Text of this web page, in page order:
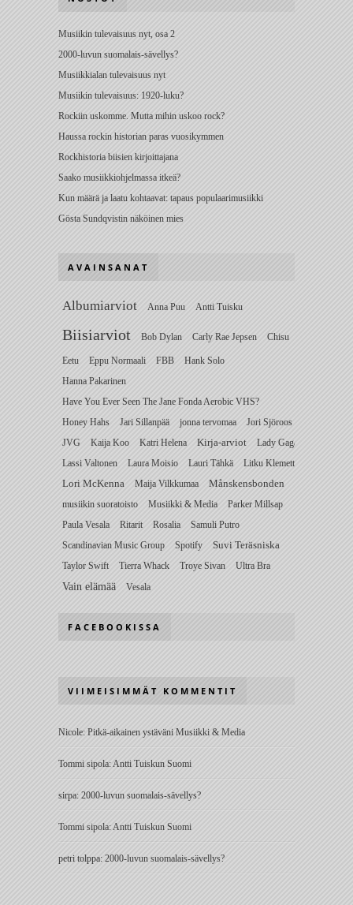
Musiikin tulevaisuus nyt, osa 2
2000-luvun suomalais-sävellys?
Musiikkialan tulevaisuus nyt
Musiikin tulevaisuus: 1920-luku?
Rockiin uskomme. Mutta mihin uskoo rock?
Haussa rockin historian paras vuosikymmen
Rockhistoria biisien kirjoittajana
Saako musiikkiohjelmassa itkeä?
Kun määrä ja laatu kohtaavat: tapaus populaarimusiikki
Gösta Sundqvistin näköinen mies
AVAINSANAT
Albumiarviot Anna Puu Antti Tuisku
Biisiarviot Bob Dylan Carly Rae Jepsen Chisu
Eetu Eppu Normaali FBB
Hank Solo
Hanna Pakarinen
Have You Ever Seen The Jane Fonda Aerobic VHS?
Honey Hahs
Jari Sillanpää jonna tervomaa
Jori Sjöroos
JVG
Kaija Koo Katri Helena Kirja-arviot
Lady Gaga
Lassi Valtonen
Laura Moisio Lauri Tähkä
Litku Klemetti
Lori McKenna
Maija Vilkkumaa
Månskensbonden
musiikin suoratoisto
Musiikki & Media
Parker Millsap
Paula Vesala
Ritarit Rosalia
Samuli Putro
Scandinavian Music Group
Spotify
Suvi Teräsniska
Taylor Swift
Tierra Whack Troye Sivan Ultra Bra
Vain elämää Vesala
FACEBOOKISSA
VIIMEISIMMÄT KOMMENTIT
Nicole: Pitkä-aikainen ystäväni Musiikki & Media
Tommi sipola: Antti Tuiskun Suomi
sirpa: 2000-luvun suomalais-sävellys?
Tommi sipola: Antti Tuiskun Suomi
petri tolppa: 2000-luvun suomalais-sävellys?